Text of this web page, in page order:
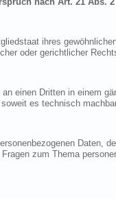
ihres
oder gerichtlicher
einen Dritten in einem
es technisch
Daten,
zum Thema